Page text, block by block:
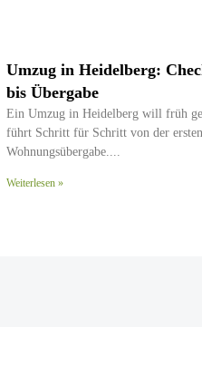
Umzug in Heidelberg:
bis Übergabe
Ein Umzug in Heidelberg will früh
führt Schritt für Schritt von der
Wohnungsübergabe.
Weiterlesen »